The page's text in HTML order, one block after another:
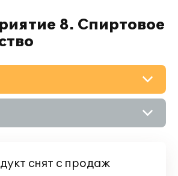
8. Спиртовое
снят с продаж